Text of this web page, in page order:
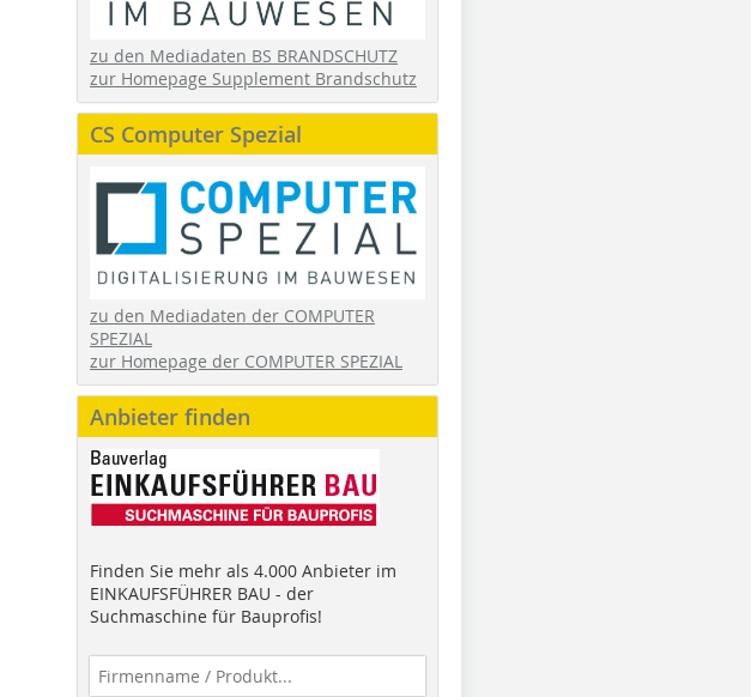
zu den Mediadaten BS BRANDSCHUTZ
zur Homepage Supplement Brandschutz
CS Computer Spezial
zu den Mediadaten der COMPUTER
SPEZIAL
zur Homepage der COMPUTER SPEZIAL
Anbieter finden
Finden Sie mehr als 4.000 Anbieter im
EINKAUFSFÜHRER BAU - der
Suchmaschine für Bauprofis!